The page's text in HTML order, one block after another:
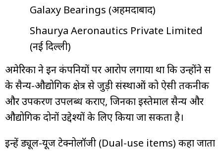
Galaxy Bearings (अहमदाबाद)
Shaurya Aeronautics Private Limited
(नई दिल्ली)
अमेरिका ने इन कंपनियों पर आरोप लगाया था कि उन्होंने रूस
के सैन्य-औद्योगिक क्षेत्र से जुड़ी संस्थाओं को ऐसी तकनीक
और उपकरण उपलब्ध कराए, जिनका इस्तेमाल सैन्य और
औद्योगिक दोनों उद्देश्यों के लिए किया जा सकता है।
इन्हें ड्यूल-यूज टेक्नोलॉजी (Dual-use items) कहा जाता